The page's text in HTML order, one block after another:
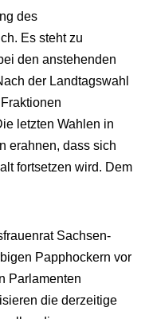
des
Es steht zu
den anstehenden
der Landtagswahl
letzten Wahlen in
erahnen, dass sich
fortsetzen wird. Dem
Sachsen-
Papphockern vor
Parlamenten
die derzeitige